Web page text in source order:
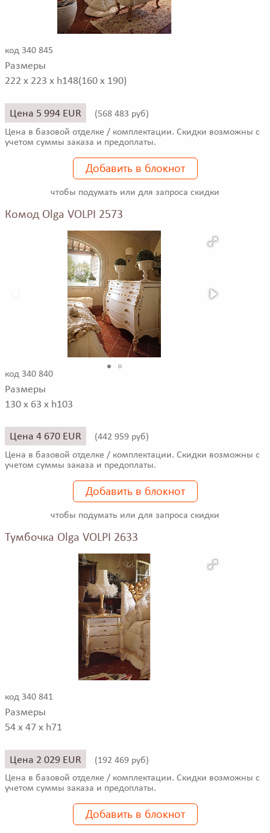
код 340 845
Размеры
222 x 223 x h148(160 x 190)
Цена 5 994 EUR (568 483 руб)
Цена в базовой отделке / комплектации. Скидки возможны с
учетом суммы заказа и предоплаты.
Добавить в блокнот
чтобы подумать или для запроса скидки
Комод Olga VOLPI 2573
код 340 840
Размеры
130 x 63 x h103
Цена 4 670 EUR (442 959 руб)
Цена в базовой отделке / комплектации. Скидки возможны с
учетом суммы заказа и предоплаты.
Добавить в блокнот
чтобы подумать или для запроса скидки
Тумбочка Olga VOLPI 2633
код 340 841
Размеры
54 x 47 x h71
Цена 2 029 EUR (192 469 руб)
Цена в базовой отделке / комплектации. Скидки возможны с
учетом суммы заказа и предоплаты.
Добавить в блокнот